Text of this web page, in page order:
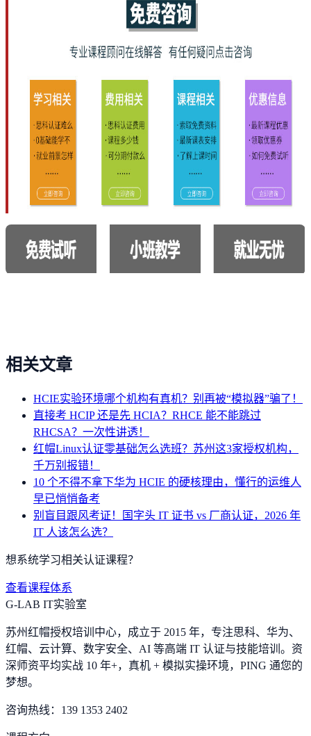
相关文章
HCIE实验环境哪个机构有真机？别再被“模拟器”骗了！
直接考 HCIP 还是先 HCIA？RHCE 能不能跳过
RHCSA？一次性讲透！
红帽Linux认证零基础怎么选班？苏州这3家授权机构，
千万别报错！
10 个不得不拿下华为 HCIE 的硬核理由，懂行的运维人
早已悄悄备考
别盲目跟风考证！国字头 IT 证书 vs 厂商认证，2026 年
IT 人该怎么选？
想系统学习相关认证课程？
查看课程体系
G-LAB IT实验室
苏州红帽授权培训中心，成立于 2015 年，专注思科、华为、
红帽、云计算、数字安全、AI 等高端 IT 认证与技能培训。资
深师资平均实战 10 年+，真机 + 模拟实操环境， PING 通您的
梦想。
咨询热线： 139 1353 2402